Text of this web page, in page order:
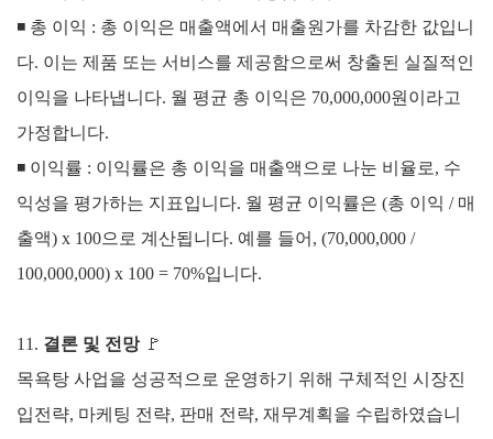
◾ 총 이익 : 총 이익은 매출액에서 매출원가를 차감한 값입니
다. 이는 제품 또는 서비스를 제공함으로써 창출된 실질적인
이익을 나타냅니다. 월 평균 총 이익은 70,000,000원이라고
가정합니다.
◾ 이익률 : 이익률은 총 이익을 매출액으로 나눈 비율로, 수
익성을 평가하는 지표입니다. 월 평균 이익률은 (총 이익 / 매
출액) x 100으로 계산됩니다. 예를 들어, (70,000,000 /
100,000,000) x 100 = 70%입니다.
11. 결론 및 전망 🚩
목욕탕 사업을 성공적으로 운영하기 위해 구체적인 시장진
입전략, 마케팅 전략, 판매 전략, 재무계획을 수립하였습니